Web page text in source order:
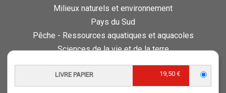
LIVRE PAPIER 19,50 €
Milieux naturels et environnement
Pays du Sud
Pêche - Ressources aquatiques et aquacoles
Sciences de la vie et de la terre
Sciences sociales, politiques, économiques